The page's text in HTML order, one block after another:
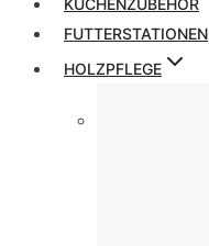
FUTTERSTATIONEN
HOLZPFLEGE